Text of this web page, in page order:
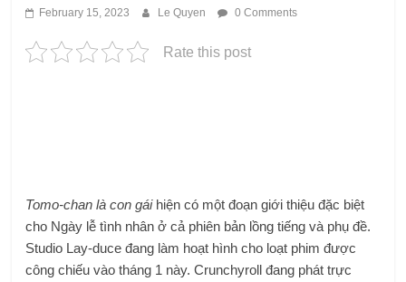
February 15, 2023 Le Quyen 0 Comments
Rate this post
Tomo-chan là con gáihiện có một đoạn giới thiệu đặc biệt
cho Ngày lễ tình nhân ở cả phiên bản lồng tiếng và phụ đề.
Studio Lay-duce đang làm hoạt hình cho loạt phim được
công chiếu vào tháng 1 này. Crunchyroll đang phát trực